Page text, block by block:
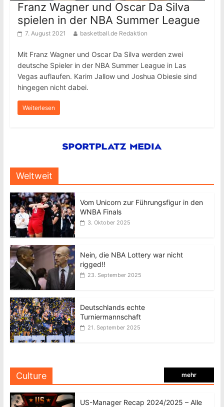
Franz Wagner und Oscar Da Silva
spielen in der NBA Summer League
7. August 2021 basketball.de Redaktion
Mit Franz Wagner und Oscar Da Silva werden zwei
deutsche Spieler in der NBA Summer League in Las
Vegas auflaufen. Karim Jallow und Joshua Obiesie sind
hingegen nicht dabei.
Weiterlesen
Weltweit
Vom Unicorn zur Führungsfigur in den
WNBA Finals
3. Oktober 2025
Nein, die NBA Lottery war nicht
rigged!!
23. September 2025
Deutschlands echte
Turniermannschaft
21. September 2025
Culture mehr
US-Manager Recap 2024/2025 – Alle